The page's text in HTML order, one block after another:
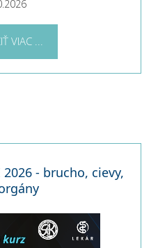
VIAC ...
2026 - brucho, cievy,